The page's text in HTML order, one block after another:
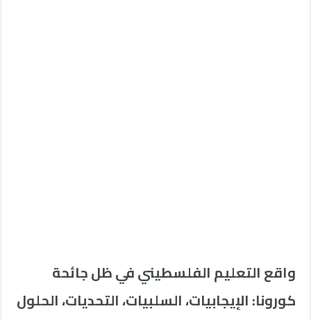
واقع التعليم الفلسطيني في ظل جائحة
كورونا: الإيجابيات، السلبيات، التحديات، الحلول